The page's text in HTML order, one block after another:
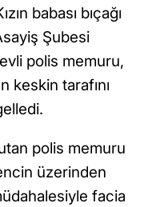
babası bıçağı
Şubesi
polis memuru,
keskin tarafını
polis memuru
üzerinden
facia